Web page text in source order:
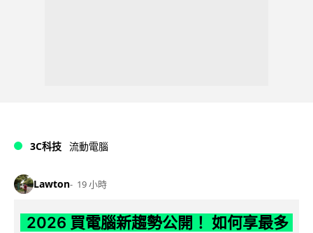
3C科技 流動電腦
Lawton 19 小時
2026 買電腦新趨勢公開！ 如何享最多